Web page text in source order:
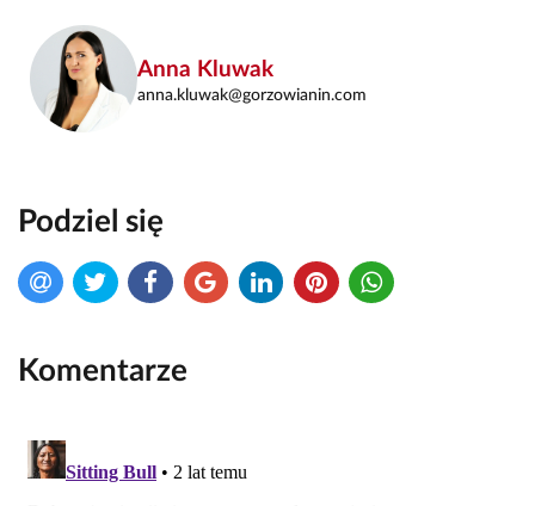
Anna Kluwak
anna.kluwak@gorzowianin.com
Podziel się
Komentarze